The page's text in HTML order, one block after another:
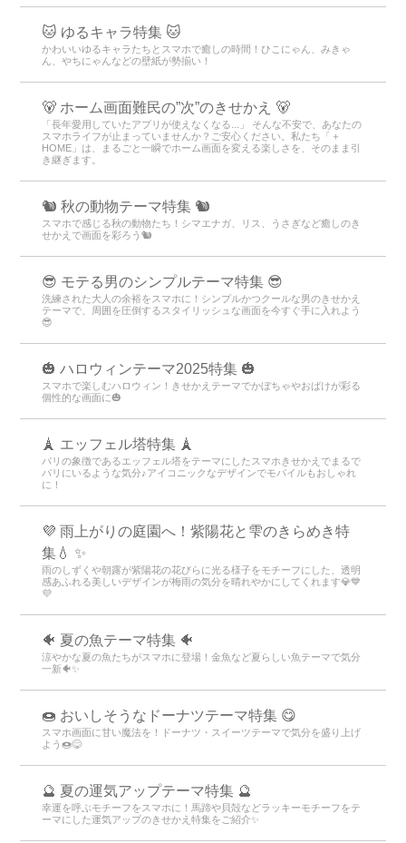
🐱 ゆるキャラ特集 🐱
かわいいゆるキャラたちとスマホで癒しの時間！ひこにゃん、みきゃ
ん、やちにゃんなどの壁紙が勢揃い！
🐻 ホーム画面難民の”次”のきせかえ 🐻
「長年愛用していたアプリが使えなくなる...」 そんな不安で、あなたの
スマホライフが止まっていませんか？ご安心ください。私たち「＋
HOME」は、まるごと一瞬でホーム画面を変える楽しさを、そのまま引
き継ぎます。
🐿️ 秋の動物テーマ特集 🐿️
スマホで感じる秋の動物たち！シマエナガ、リス、うさぎなど癒しのき
せかえで画面を彩ろう🐿️
😎 モテる男のシンプルテーマ特集 😎
洗練された大人の余裕をスマホに！シンプルかつクールな男のきせかえ
テーマで、周囲を圧倒するスタイリッシュな画面を今すぐ手に入れよう
😎
🎃 ハロウィンテーマ2025特集 🎃
スマホで楽しむハロウィン！きせかえテーマでかぼちゃやおばけが彩る
個性的な画面に🎃
🗼 エッフェル塔特集 🗼
パリの象徴であるエッフェル塔をテーマにしたスマホきせかえでまるで
パリにいるような気分♪アイコニックなデザインでモバイルもおしゃれ
に！
💜 雨上がりの庭園へ！紫陽花と雫のきらめき特
集💧 ✨
雨のしずくや朝露が紫陽花の花びらに光る様子をモチーフにした、透明
感あふれる美しいデザインが梅雨の気分を晴れやかにしてくれます💎💙
💜
🐠 夏の魚テーマ特集 🐠
涼やかな夏の魚たちがスマホに登場！金魚など夏らしい魚テーマで気分
一新🐠✨
🍩 おいしそうなドーナツテーマ特集 😋
スマホ画面に甘い魔法を！ドーナツ・スイーツテーマで気分を盛り上げ
よう🍩😋
🔮 夏の運気アップテーマ特集 🔮
幸運を呼ぶモチーフをスマホに！馬蹄や貝殻などラッキーモチーフをテ
ーマにした運気アップのきせかえ特集をご紹介✨